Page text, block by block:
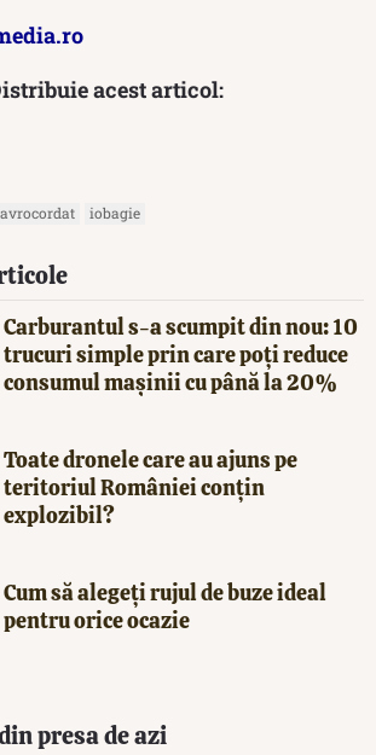
acest articol:
iobagie
Carburantul s-a scumpit din nou: 10
trucuri simple prin care poți reduce
consumul mașinii cu până la 20%
Toate dronele care au ajuns pe
teritoriul României conțin
explozibil?
Cum să alegeți rujul de buze ideal
pentru orice ocazie
presa de azi